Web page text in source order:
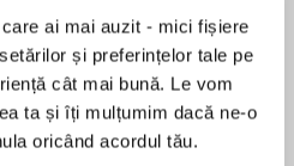
ai mai auzit - mici fișiere
și preferințelor tale pe
cât mai bună. Le vom
ta și îți mulțumim dacă ne-o
oricând acordul tău.